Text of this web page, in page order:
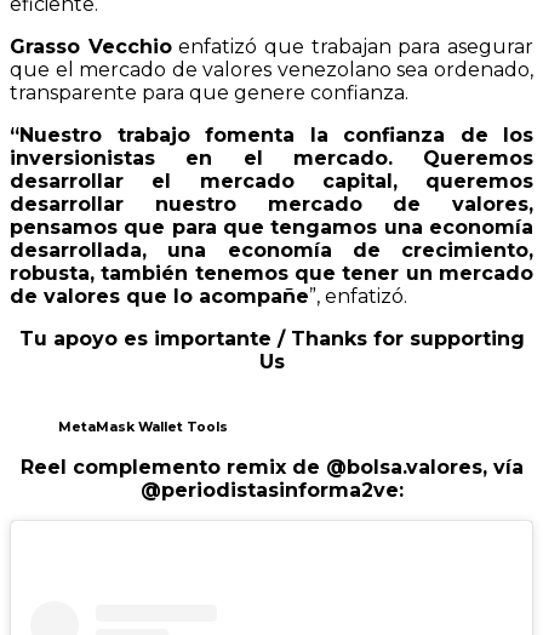
Grasso Vecchioenfatizó que trabajan para asegurar
que el mercado de valores venezolano sea ordenado,
transparente para que genere confianza.
“Nuestro trabajo fomenta la confianza de los
inversionistas en el mercado. Queremos
desarrollar el mercado capital, queremos
desarrollar nuestro mercado de valores,
pensamos que para que tengamos una economía
desarrollada, una economía de crecimiento,
robusta, también tenemos que tener un mercado
de valores que lo acompañe”, enfatizó.
Tu apoyo es importante / Thanks for supporting
Us
MetaMask Wallet Tools
Reel complemento remix de @bolsa.valores, vía
@periodistasinforma2ve: